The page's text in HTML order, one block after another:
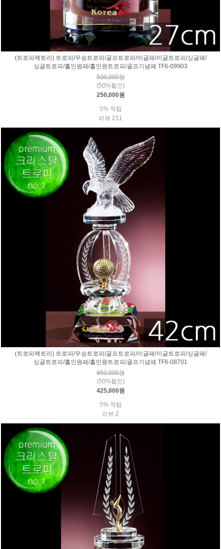
(트로피팩토리) 트로피/우승트로피/골프트로피/이글패/이글트로피/싱글패/
싱글트로피/홀인원패/홀인원트로피/골프기념패 TF6-09903
500,000원
(50%할인)
250,000원
5% 적립
리뷰 211
(트로피팩토리) 트로피/우승트로피/골프트로피/이글패/이글트로피/싱글패/
싱글트로피/홀인원패/홀인원트로피/골프기념패 TF6-08701
850,000원
(50%할인)
425,000원
5% 적립
리뷰 2